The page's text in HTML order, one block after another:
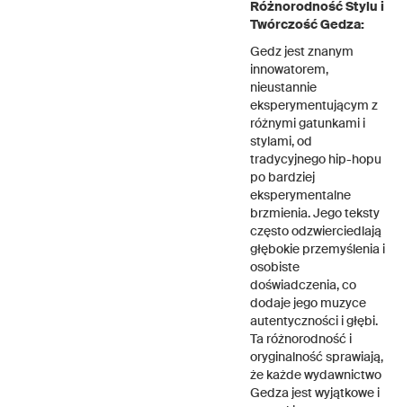
Różnorodność Stylu i
Twórczość Gedza:
Gedz jest znanym
innowatorem,
nieustannie
eksperymentującym z
różnymi gatunkami i
stylami, od
tradycyjnego hip-hopu
po bardziej
eksperymentalne
brzmienia. Jego teksty
często odzwierciedlają
głębokie przemyślenia i
osobiste
doświadczenia, co
dodaje jego muzyce
autentyczności i głębi.
Ta różnorodność i
oryginalność sprawiają,
że każde wydawnictwo
Gedza jest wyjątkowe i